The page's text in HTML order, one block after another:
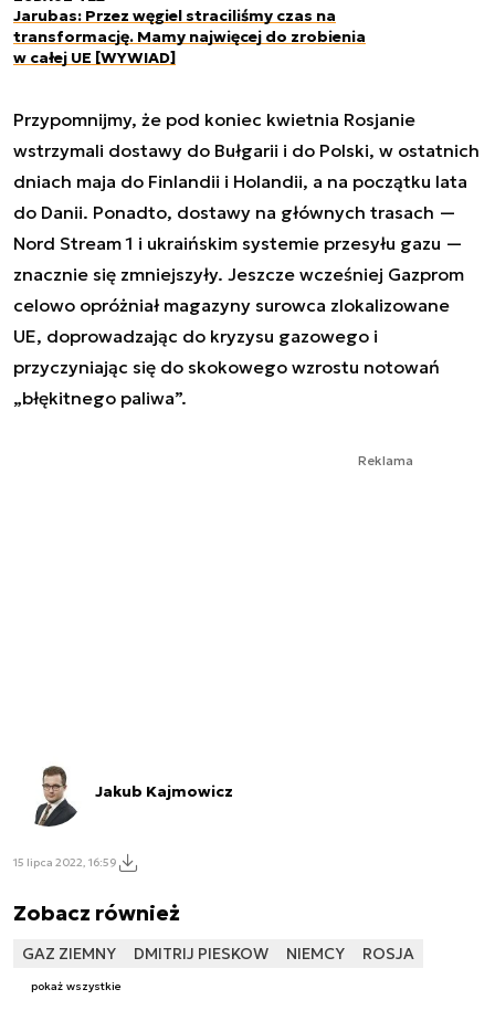
Jarubas: Przez węgiel straciliśmy czas na
transformację. Mamy najwięcej do zrobienia
w całej UE [WYWIAD]
Przypomnijmy, że pod koniec kwietnia Rosjanie
wstrzymali dostawy do Bułgarii i do Polski, w ostatnich
dniach maja do Finlandii i Holandii, a na początku lata
do Danii. Ponadto, dostawy na głównych trasach —
Nord Stream 1 i ukraińskim systemie przesyłu gazu —
znacznie się zmniejszyły. Jeszcze wcześniej Gazprom
celowo opróżniał magazyny surowca zlokalizowane
UE, doprowadzając do kryzysu gazowego i
przyczyniając się do skokowego wzrostu notowań
„błękitnego paliwa”.
Reklama
Jakub Kajmowicz
15 lipca 2022, 16:59
Zobacz również
GAZ ZIEMNY DMITRIJ PIESKOW NIEMCY ROSJA
pokaż wszystkie